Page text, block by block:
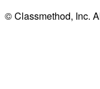
© Classmethod, Inc.